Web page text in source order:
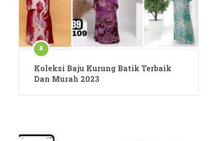
Koleksi Baju Kurung Batik Terbaik
Dan Murah 2023